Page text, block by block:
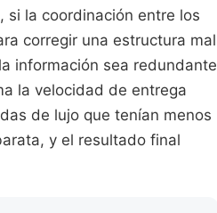
si la coordinación entre los
corregir una estructura mal
información sea redundante
la velocidad de entrega
de lujo que tenían menos
y el resultado final